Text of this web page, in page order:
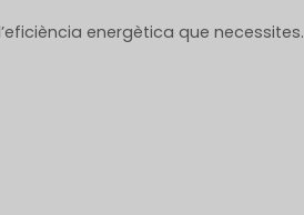
energètica que necessites.